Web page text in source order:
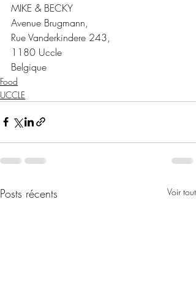
MIKE & BECKY
Avenue Brugmann,
Rue Vanderkindere 243,
1180 Uccle
Belgique
Food
UCCLE
Posts récents Voir tout